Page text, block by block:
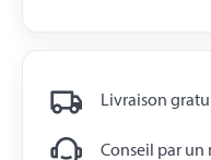
Livraison
Conseil par un